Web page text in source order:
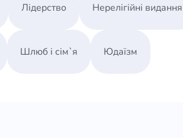
Лідерство Нерелігійні видання
Шлюб і сім`я Юдаїзм